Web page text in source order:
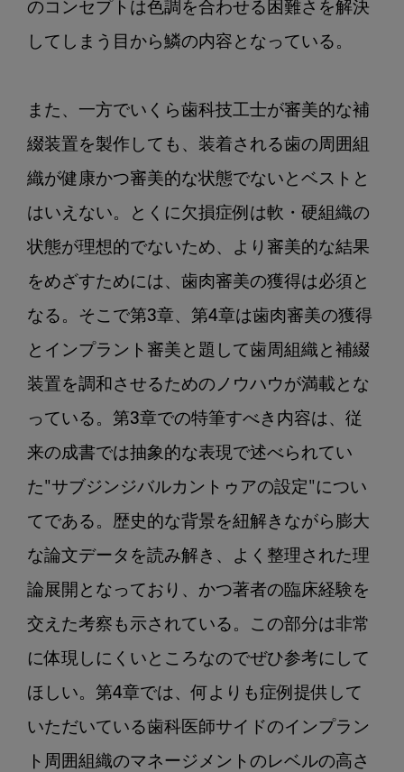
のコンセプトは色調を合わせる困難さを解決
してしまう目から鱗の内容となっている。
また、一方でいくら歯科技工士が審美的な補
綴装置を製作しても、装着される歯の周囲組
織が健康かつ審美的な状態でないとベストと
はいえない。とくに欠損症例は軟・硬組織の
状態が理想的でないため、より審美的な結果
をめざすためには、歯肉審美の獲得は必須と
なる。そこで第3章、第4章は歯肉審美の獲得
とインプラント審美と題して歯周組織と補綴
装置を調和させるためのノウハウが満載とな
っている。第3章での特筆すべき内容は、従
来の成書では抽象的な表現で述べられてい
た"サブジンジバルカントゥアの設定"につい
てである。歴史的な背景を紐解きながら膨大
な論文データを読み解き、よく整理された理
論展開となっており、かつ著者の臨床経験を
交えた考察も示されている。この部分は非常
に体現しにくいところなのでぜひ参考にして
ほしい。第4章では、何よりも症例提供して
いただいている歯科医師サイドのインプラン
ト周囲組織のマネージメントのレベルの高さ